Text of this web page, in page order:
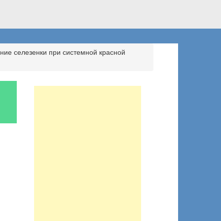
селезенки при системной красной